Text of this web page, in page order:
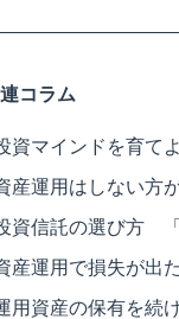
コラム
資マインドを育て
産運用はしない方
資信託の選び方
産運用で損失が出
用資産の保有を続